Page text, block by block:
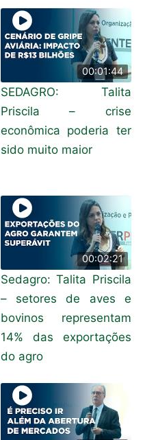
00:01:44
SEDAGRO: Talita
Priscila – crise
econômica poderia ter
sido muito maior
00:02:21
Sedagro: Talita Priscila
– setores de aves e
bovinos representam
14% das exportações
do agro